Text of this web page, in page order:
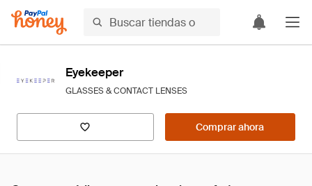
Eyekeeper
GLASSES & CONTACT LENSES
Comprar ahora